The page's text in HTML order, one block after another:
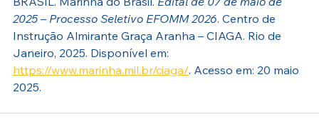
2025 – Processo Seletivo EFOMM 2026. Centro de
Instrução Almirante Graça Aranha – CIAGA. Rio de
Janeiro, 2025. Disponível em:
https://www.marinha.mil.br/ciaga/. Acesso em: 20 maio
2025.